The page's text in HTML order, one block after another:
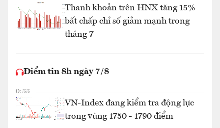
Thanh khoản trên HNX tăng 15%
bất chấp chỉ số giảm mạnh trong
tháng 7
Điểm tin 8h ngày 7/8
0:33
VN-Index đang kiểm tra động lực
trong vùng 1750 - 1790 điểm